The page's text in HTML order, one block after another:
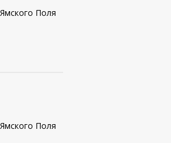
Поля
Поля